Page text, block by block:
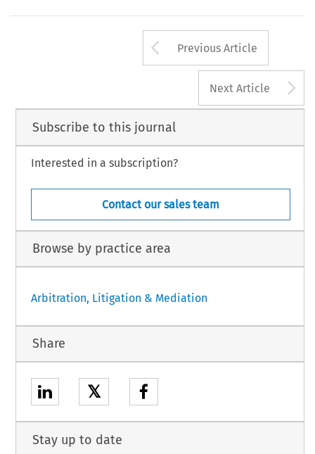
Arrow button
Previous Article
Next Article
Subscribe to this journal
Interested in a subscription?
Contact our sales team
Browse by practice area
Arbitration, Litigation & Mediation
Share
𝕏
Stay up to date